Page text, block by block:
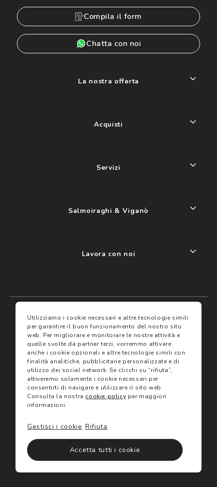
I miei preferiti
Assicurazioni
Servizi
Trova negozio
Gift Card
Compila il form
Chatta con noi
La nostra offerta
Acquisti
Servizi
Salmoiraghi & Viganò
Lavora con noi
Termini e condizioni
Termini di vendita
Avvertenze e informazioni di sicurezza sui prodotti
Informativa sulla Privacy
Utilizzo dei cookie
Utilizziamo i cookie necessari e altre tecnologie simili
per garantire il buon funzionamento del nostro sito
web. Per migliorare e monitorare le nostre attività e
quelle svolte da partner terzi, vorremmo attivare
anche i cookie opzionali e altre tecnologie simili con
finalità analitiche, pubblicitarie personalizzate e di
utilizzo dei social network. Se clicchi su “rifiuta”,
attiveremo solamente i cookie necessari per
consentirti di navigare e utilizzare il sito web.
Consulta la nostracookie policy per maggiori
informazioni.
Accetta tutti i cookie
Rifiuta
Gestisci i cookie